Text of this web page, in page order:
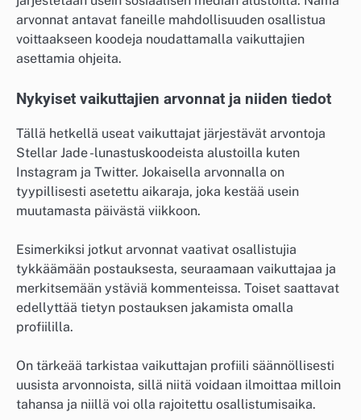
arvonnat antavat faneille mahdollisuuden osallistua
voittaakseen koodeja noudattamalla vaikuttajien
asettamia ohjeita.
Nykyiset vaikuttajien arvonnat ja niiden tiedot
Tällä hetkellä useat vaikuttajat järjestävät arvontoja
Stellar Jade -lunastuskoodeista alustoilla kuten
Instagram ja Twitter. Jokaisella arvonnalla on
tyypillisesti asetettu aikaraja, joka kestää usein
muutamasta päivästä viikkoon.
Esimerkiksi jotkut arvonnat vaativat osallistujia
tykkäämään postauksesta, seuraamaan vaikuttajaa ja
merkitsemään ystäviä kommenteissa. Toiset saattavat
edellyttää tietyn postauksen jakamista omalla
profiililla.
On tärkeää tarkistaa vaikuttajan profiili säännöllisesti
uusista arvonnoista, sillä niitä voidaan ilmoittaa milloin
tahansa ja niillä voi olla rajoitettu osallistumisaika.